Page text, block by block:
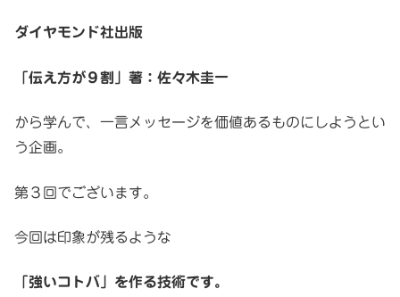
ダイヤモンド社出版
「伝え方が９割」著：佐々木圭一
から学んで、一言メッセージを価値あるものにしようとい
う企画。
第３回でございます。
今回は印象が残るような
「強いコトバ」を作る技術です。